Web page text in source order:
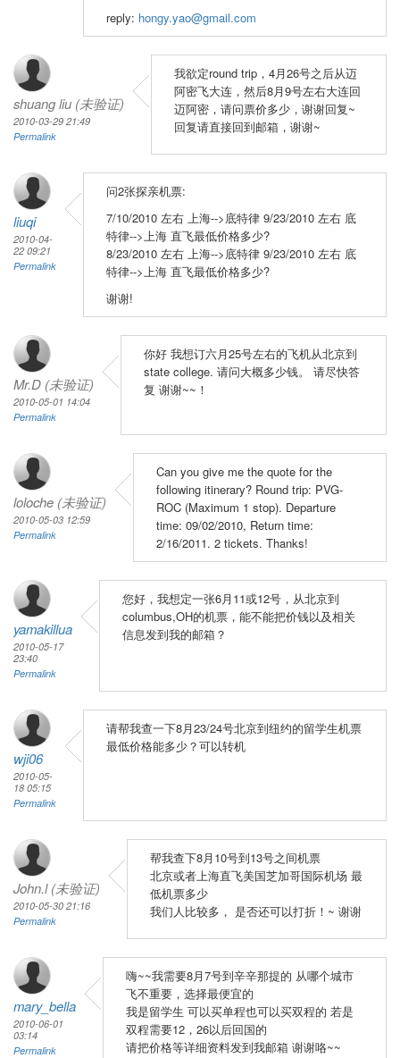
reply: hongy.yao@gmail.com
shuang liu (未验证)
2010-03-29 21:49
Permalink
我欲定round trip，4月26号之后从迈
阿密飞大连，然后8月9号左右大连回
迈阿密，请问票价多少，谢谢回复~
回复请直接回到邮箱，谢谢~
liuqi
2010-04-
22 09:21
Permalink
问2张探亲机票:
7/10/2010 左右 上海-->底特律 9/23/2010 左右 底
特律-->上海 直飞最低价格多少?
8/23/2010 左右 上海-->底特律 9/23/2010 左右 底
特律-->上海 直飞最低价格多少?
谢谢!
Mr.D (未验证)
2010-05-01 14:04
Permalink
你好 我想订六月25号左右的飞机从北京到
state college. 请问大概多少钱。 请尽快答
复 谢谢~~！
loloche (未验证)
2010-05-03 12:59
Permalink
Can you give me the quote for the
following itinerary? Round trip: PVG-
ROC (Maximum 1 stop). Departure
time: 09/02/2010, Return time:
2/16/2011. 2 tickets. Thanks!
yamakillua
2010-05-17
23:40
Permalink
您好，我想定一张6月11或12号，从北京到
columbus,OH的机票，能不能把价钱以及相关
信息发到我的邮箱？
wji06
2010-05-
18 05:15
Permalink
请帮我查一下8月23/24号北京到纽约的留学生机票
最低价格能多少？可以转机
John.l (未验证)
2010-05-30 21:16
Permalink
帮我查下8月10号到13号之间机票
北京或者上海直飞美国芝加哥国际机场 最
低机票多少
我们人比较多， 是否还可以打折！~ 谢谢
mary_bella
2010-06-01
03:14
Permalink
嗨~~我需要8月7号到辛辛那提的 从哪个城市
飞不重要，选择最便宜的
我是留学生 可以买单程也可以买双程的 若是
双程需要12，26以后回国的
请把价格等详细资料发到我邮箱 谢谢咯~~